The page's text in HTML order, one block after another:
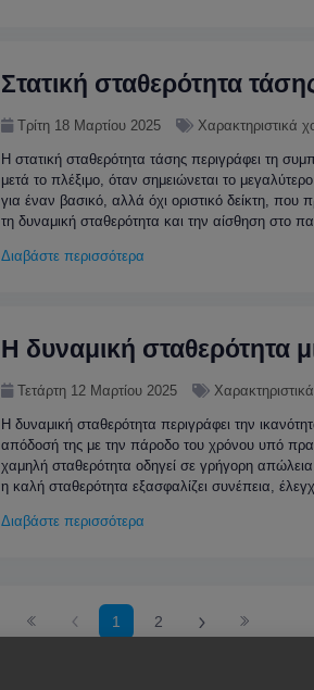
Στατική σταθερότητα
Τρίτη 18 Μαρτίου 2025 Χαρακτηριστικά
Η στατική σταθερότητα τάσης περιγράφει τη
μετά το πλέξιμο, όταν σημειώνεται το
για έναν βασικό, αλλά όχι οριστικό δείκτη, που
τη δυναμική σταθερότητα και την αίσθηση στο
Διαβάστε περισσότερα
Η δυναμική σταθερότητα
Τετάρτη 12 Μαρτίου 2025
Η δυναμική σταθερότητα περιγράφει την
απόδοσή της με την πάροδο του χρόνου υπό
χαμηλή σταθερότητα οδηγεί σε γρήγορη
η καλή σταθερότητα εξασφαλίζει συνέπεια,
Διαβάστε περισσότερα
1 2